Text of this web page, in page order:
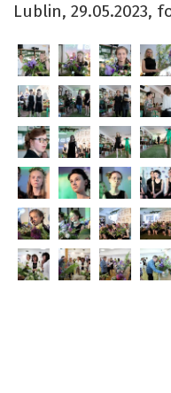
Lublin, 29.05.2023,